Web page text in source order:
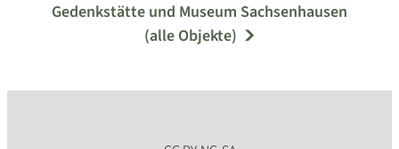
Gedenkstätte und Museum Sachsenhausen
(alle Objekte)